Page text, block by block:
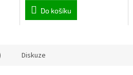
Do košíku
Diskuze